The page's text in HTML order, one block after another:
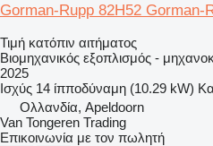
Gorman-Rupp 82H52 Gorman-
Τιμή κατόπιν αιτήματος
Βιομηχανικός εξοπλισμός -
2025
Ισχύς 14 ίπποδύναμη (10.29 kW)
Ολλανδία, Apeldoorn
Van Tongeren Trading
Επικοινωνία με τον πωλητή